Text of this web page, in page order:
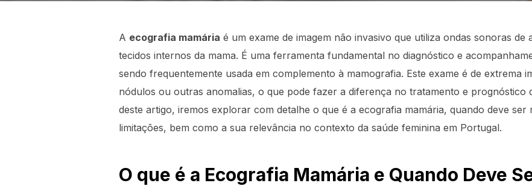
A ecografia mamária é um exame de imagem não invasivo que utiliza ondas sonoras
tecidos internos da mama. É uma ferramenta fundamental no diagnóstico e
sendo frequentemente usada em complemento à mamografia. Este exame é de extrema
nódulos ou outras anomalias, o que pode fazer a diferença no tratamento e prognóstico
deste artigo, iremos explorar com detalhe o que é a ecografia mamária, quando deve ser
limitações, bem como a sua relevância no contexto da saúde feminina em Portugal.
O que é a Ecografia Mamária e Quando Deve